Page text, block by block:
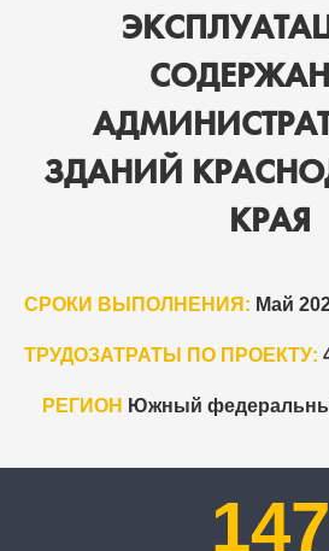
ЗДАНИЙ
КРАЯ
СРОКИ ВЫПОЛНЕНИЯ: Май
ТРУДОЗАТРАТЫ ПО ПРОЕКТУ:
РЕГИОН Южный
147